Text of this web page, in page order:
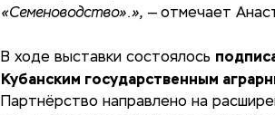
«Семеноводство».», — отмечает
В ходе выставки состоялось
Кубанским государственным
Партнёрство направлено на